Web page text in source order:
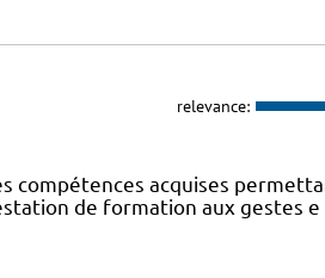
relevance:
compétences acquises
de formation aux gestes e